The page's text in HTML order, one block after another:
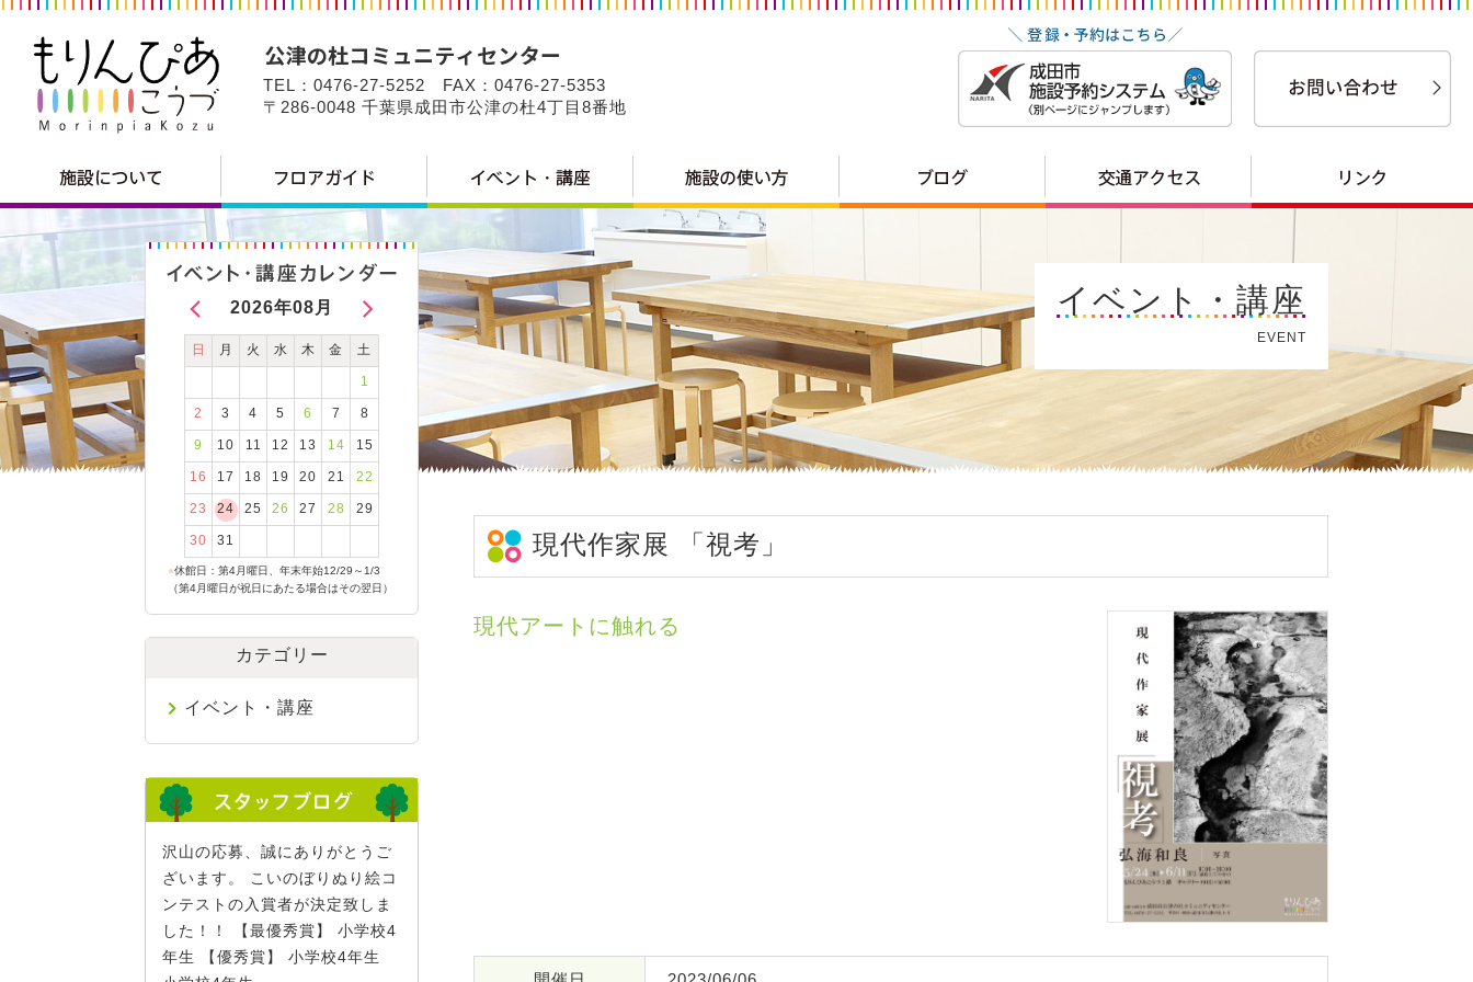
TEL：0476-27-5252 FAX：0476-27-5353
〒286-0048 千葉県成田市公津の杜4丁目8番地
イベント・講座
EVENT
現代作家展 「視考」
現代アートに触れる
2026年08月
日 月 火 水 木 金 土
1
2 3 4 5 6 7 8
9 10 11 12 13 14 15
16 17 18 19 20 21 22
23 24 25 26 27 28 29
30 31
●休館日：第4月曜日、年末年始12/29～1/3
（第4月曜日が祝日にあたる場合はその翌日）
カテゴリー
イベント・講座
沢山の応募、誠にありがとうご
ざいます。 こいのぼりぬり絵コ
ンテストの入賞者が決定致しま
した！！ 【最優秀賞】 小学校4
年生 【優秀賞】 小学校4年生